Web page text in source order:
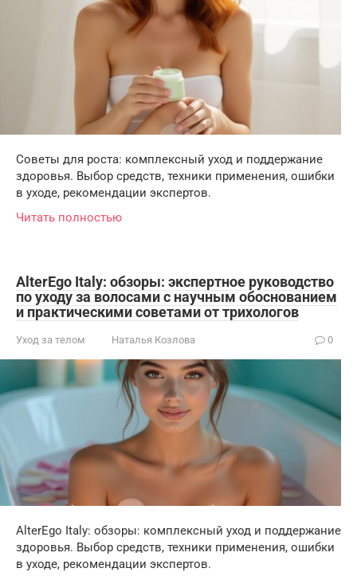
Советы для роста: комплексный уход и поддержание
здоровья. Выбор средств, техники применения, ошибки
в уходе, рекомендации экспертов.
Читать полностью
AlterEgo Italy: обзоры: экспертное руководство
по уходу за волосами с научным обоснованием
и практическими советами от трихологов
Уход за телом Наталья Козлова 0
AlterEgo Italy: обзоры: комплексный уход и поддержание
здоровья. Выбор средств, техники применения, ошибки
в уходе, рекомендации экспертов.